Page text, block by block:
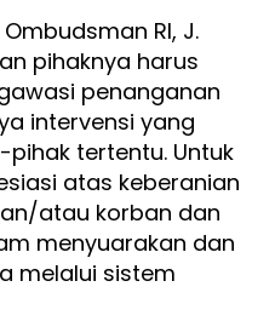
RI, J.
pihaknya harus
penanganan
intervensi yang
tertentu. Untuk
atas keberanian
atau korban dan
menyuarakan dan
melalui sistem